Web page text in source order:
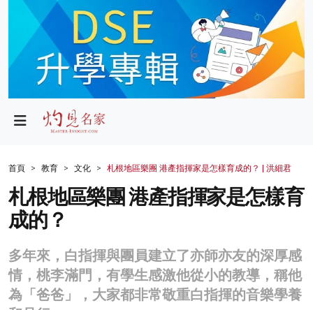
政局
財經
生活
健康
商業
科技
影片
首頁 教育 文化 札根地區樂團 港產指揮家是怎樣育成的？ | 洪細君
札根地區樂團 港產指揮家是怎樣育
成的？
多年來，白指揮與團員建立了亦師亦友的深厚感
情，桃李滿門，有學生感激他從小的教導，稱他
為「爸爸」，大家都非常敬重白指揮的音樂學養